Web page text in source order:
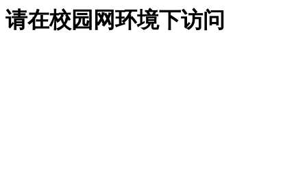
请在校园网环境下访问